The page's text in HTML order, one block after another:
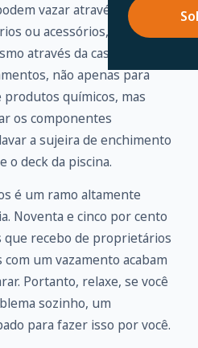
vazar através de
ou acessórios,
através da casca. É
não apenas para
produtos químicos, mas
os componentes
a sujeira de enchimento
o deck da piscina.
é um ramo altamente
Noventa e cinco por cento
que recebo de proprietários
um vazamento acabam
Portanto, relaxe, se você
sozinho, um
para fazer isso por você.